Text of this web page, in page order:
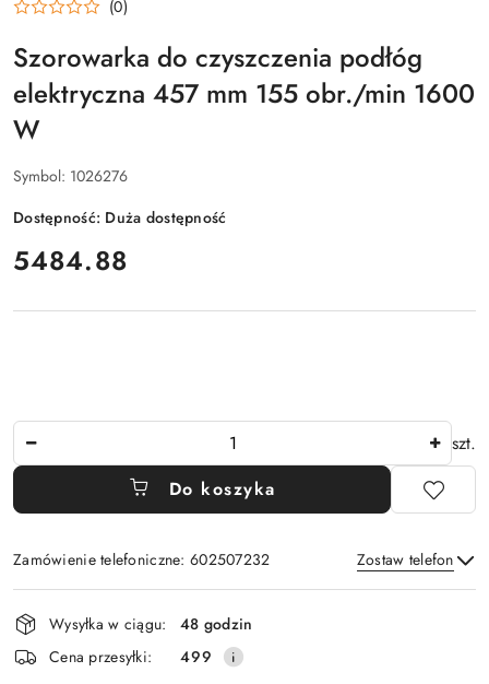
(0)
Szorowarka do czyszczenia podłóg
elektryczna 457 mm 155 obr./min 1600
W
Symbol: 1026276
Dostępność: Duża dostępność
cena:
5484.88
szt.
Do koszyka
Zamówienie telefoniczne: 602507232 Zostaw telefon
Wyślij
Dostępność
i
dostawa
Wysyłka w ciągu:
48 godzin
Cena przesyłki:
499